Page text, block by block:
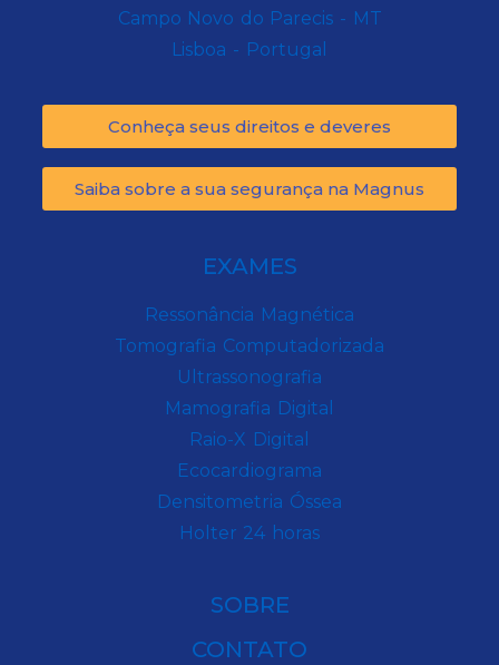
Campo Novo do Parecis - MT
Lisboa - Portugal
Conheça seus direitos e deveres
Saiba sobre a sua segurança na Magnus
EXAMES
Ressonância Magnética
Tomografia Computadorizada
Ultrassonografia
Mamografia Digital
Raio-X Digital
Ecocardiograma
Densitometria Óssea
Holter 24 horas
SOBRE
CONTATO